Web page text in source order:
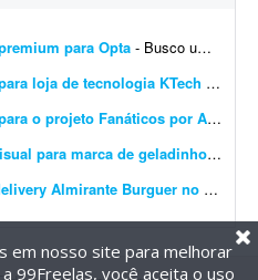
para Opta - Busco um designer profissional para criar a identidade visual da **Opta**, uma empresa de tecnologia voltada para ajudar pessoas a tomarem melhores decisões antes de comprar. O principal ob...
loja de tecnologia KTech
Criação de identidade visual para o projeto Fanáticos por Aviões
Criar branding e identidade visual para marca de geladinhos gourmet
Criar identidade visual para delivery Almirante Burguer no litoral do RS
em nosso site para melhorar
99Freelas, você aceita o uso